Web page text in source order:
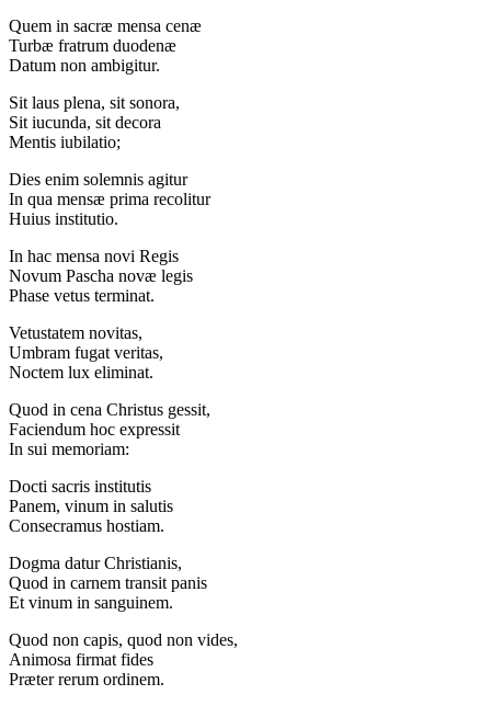
Quem in sacræ mensa cenæ
Turbæ fratrum duodenæ
Datum non ambigitur.
Sit laus plena, sit sonora,
Sit iucunda, sit decora
Mentis iubilatio;
Dies enim solemnis agitur
In qua mensæ prima recolitur
Huius institutio.
In hac mensa novi Regis
Novum Pascha novæ legis
Phase vetus terminat.
Vetustatem novitas,
Umbram fugat veritas,
Noctem lux eliminat.
Quod in cena Christus gessit,
Faciendum hoc expressit
In sui memoriam:
Docti sacris institutis
Panem, vinum in salutis
Consecramus hostiam.
Dogma datur Christianis,
Quod in carnem transit panis
Et vinum in sanguinem.
Quod non capis, quod non vides,
Animosa firmat fides
Præter rerum ordinem.